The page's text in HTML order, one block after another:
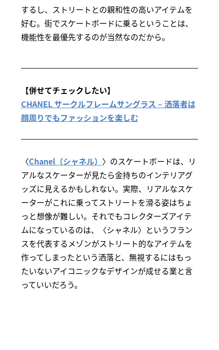
するし、ストリートとの親和性の高いアイテムを
好む。街でスケートボードに乗るということは、
機能性を最優先するのが当然なのだから。
【併せてチェックしたい】
CHANEL サークルフレームサングラス – 洒落者は
顔周りでもファッションを楽しむ
〈Chanel（シャネル） 〉のスケートボードは、リ
アルなスケーターが見たら金持ちのインテリアグ
ッズに見えるかもしれない。実際、リアルなスケ
ーターがこれに乗ってストリートを滑る姿はちょ
っと想像が難しい。それでもコレクターズアイテ
ムになっているのは、〈シャネル〉というフラン
スを代表するメゾンがストリート的なアイテムを
作ってしまったという洒落と、無視するにはもっ
たいないアイコニックなデザインが成せる業と言
っていいだろう。